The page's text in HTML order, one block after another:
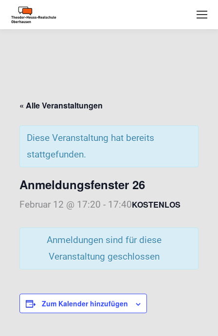
« Alle Veranstaltungen
Diese Veranstaltung hat bereits
stattgefunden.
Anmeldungsfenster 26
Februar 12 @ 17:20 - 17:40KOSTENLOS
Anmeldungen sind für diese
Veranstaltung geschlossen
Zum Kalender hinzufügen